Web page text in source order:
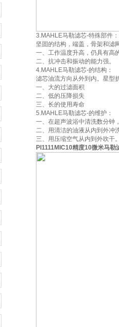
3.MAHLE马勒滤芯-特殊部件：
坚固的结构，端盖，骨架和滤
一、工作温度升高，仍具有高
二、抗冲击和振动的能力强。
4.MAHLE马勒滤芯-的结构：
滤芯油流方向从外到内。星型
一、大的过滤面积
二、低的压降损失
三、长的使用寿命
5.MAHLE马勒滤芯-的维护：
一、在超声波浴中清洗数分钟
二、用清洁的油液从内到外冲
三、用压缩空气从内到外吹干
PI1111MIC10精度10微米马勒